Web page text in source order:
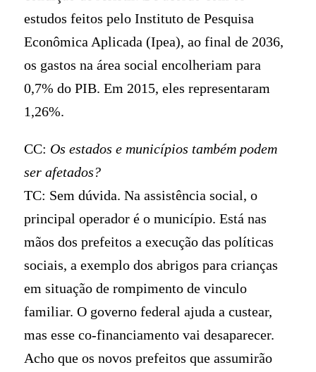
estudos feitos pelo Instituto de Pesquisa
Econômica Aplicada (Ipea), ao final de 2036,
os gastos na área social encolheriam para
0,7% do PIB. Em 2015, eles representaram
1,26%.
CC: Os estados e municípios também podem
ser afetados?
TC: Sem dúvida. Na assistência social, o
principal operador é o município. Está nas
mãos dos prefeitos a execução das políticas
sociais, a exemplo dos abrigos para crianças
em situação de rompimento de vinculo
familiar. O governo federal ajuda a custear,
mas esse co-financiamento vai desaparecer.
Acho que os novos prefeitos que assumirão